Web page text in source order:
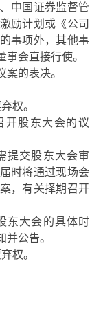
中国证券监督管
激励计划 或《公司
事项外，其他事
会直接行使。
的表决。
权。
开股东大会的议
提交股东大会审
时将通过现场会
，有关择期召开
东大会的具体时
公告。
权。